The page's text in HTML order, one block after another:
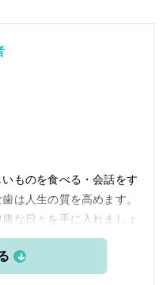
ものを食べる・会話をす
は人生の質を高めます。
な日々を手に入れましょ